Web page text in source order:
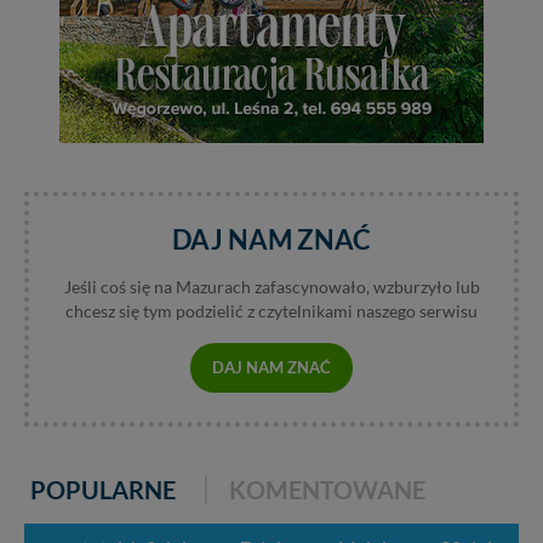
DAJ NAM ZNAĆ
Jeśli coś się na Mazurach zafascynowało, wzburzyło lub
chcesz się tym podzielić z czytelnikami naszego serwisu
DAJ NAM ZNAĆ
POPULARNE KOMENTOWANE